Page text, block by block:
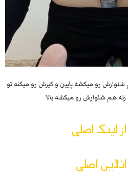
رو میکشه پایین و کیرش رو میکنه تو
هم شلوارش رو میکشه بالا
لینک اصلی
اصلی